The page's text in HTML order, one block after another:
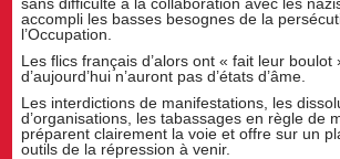
sans difficulté à la collaboration avec les
accompli les basses besognes de la
l’Occupation.
Les flics français d’alors ont « fait leur boulot
d’aujourd’hui n’auront pas d’états d’âme.
Les interdictions de manifestations, les
d’organisations, les tabassages en règle de
préparent clairement la voie et offre sur un
outils de la répression à venir.